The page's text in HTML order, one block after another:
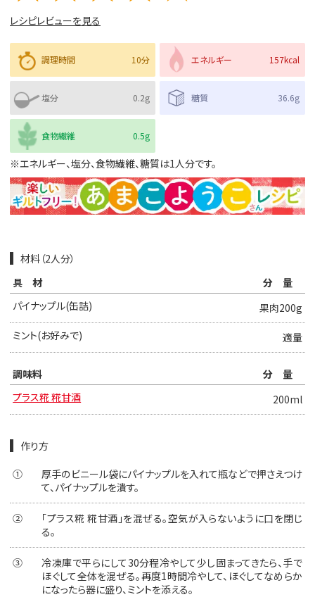
レシピレビューを見る
調理時間 10分 エネルギー 157kcal
塩分 0.2g 糖質 36.6g
食物繊維 0.5g
※エネルギー、塩分、食物繊維、糖質は1人分です。
材料（2人分）
具材
分量
パイナップル(缶詰)
果肉200g
ミント(お好みで)
適量
調味料
分量
プラス糀 糀甘酒
200ml
作り方
①
厚手のビニール袋にパイナップルを入れて瓶などで押さえつけ
て、パイナップルを潰す。
②
「プラス糀 糀甘酒」を混ぜる。空気が入らないように口を閉じ
る。
③
冷凍庫で平らにして30分程冷やして少し固まってきたら、手で
ほぐして全体を混ぜる。再度1時間冷やして、ほぐしてなめらか
になったら器に盛り、ミントを添える。